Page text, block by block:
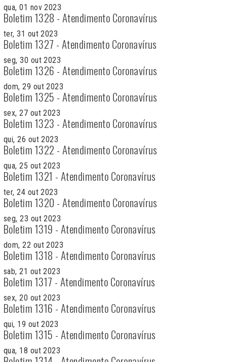
qua, 01 nov 2023
Boletim 1328 - Atendimento Coronavírus
ter, 31 out 2023
Boletim 1327 - Atendimento Coronavírus
seg, 30 out 2023
Boletim 1326 - Atendimento Coronavírus
dom, 29 out 2023
Boletim 1325 - Atendimento Coronavírus
sex, 27 out 2023
Boletim 1323 - Atendimento Coronavírus
qui, 26 out 2023
Boletim 1322 - Atendimento Coronavírus
qua, 25 out 2023
Boletim 1321 - Atendimento Coronavírus
ter, 24 out 2023
Boletim 1320 - Atendimento Coronavírus
seg, 23 out 2023
Boletim 1319 - Atendimento Coronavírus
dom, 22 out 2023
Boletim 1318 - Atendimento Coronavírus
sab, 21 out 2023
Boletim 1317 - Atendimento Coronavírus
sex, 20 out 2023
Boletim 1316 - Atendimento Coronavírus
qui, 19 out 2023
Boletim 1315 - Atendimento Coronavírus
qua, 18 out 2023